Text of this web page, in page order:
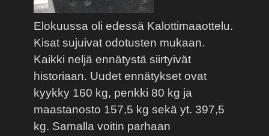
Elokuussa oli edessä Kalottimaaottelu.
Kisat sujuivat odotusten mukaan.
Kaikki neljä ennätystä siirtyivät
historiaan. Uudet ennätykset ovat
kyykky 160 kg, penkki 80 kg ja
maastanosto 157,5 kg sekä yt. 397,5
kg. Samalla voitin parhaan